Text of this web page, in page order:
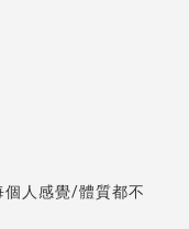
個人感覺/體質都不